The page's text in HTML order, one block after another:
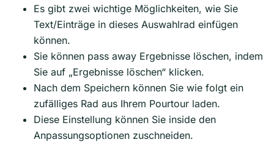
Es gibt zwei wichtige Möglichkeiten, wie Sie
Text/Einträge in dieses Auswahlrad einfügen
können.
Sie können pass away Ergebnisse löschen, indem
Sie auf „Ergebnisse löschen“ klicken.
Nach dem Speichern können Sie wie folgt ein
zufälliges Rad aus Ihrem Pourtour laden.
Diese Einstellung können Sie inside den
Anpassungsoptionen zuschneiden.